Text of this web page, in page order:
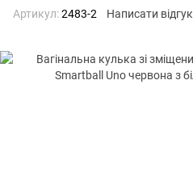
Артикул:2483-2 Написати відгук